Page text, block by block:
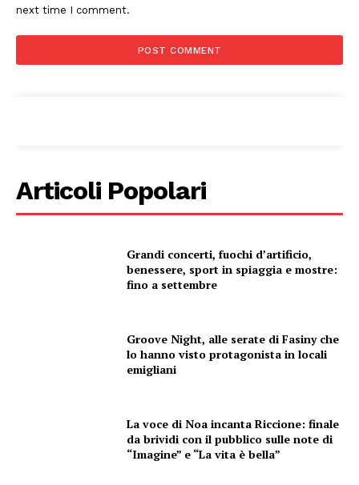
next time I comment.
Articoli Popolari
Grandi concerti, fuochi d’artificio,
benessere, sport in spiaggia e mostre:
fino a settembre
Groove Night, alle serate di Fasiny che
lo hanno visto protagonista in locali
emigliani
La voce di Noa incanta Riccione: finale
da brividi con il pubblico sulle note di
“Imagine” e “La vita è bella”